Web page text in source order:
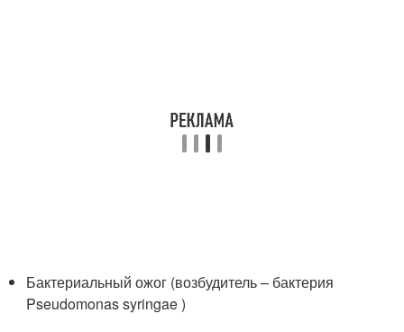
Бактериальный ожог (возбудитель – бактерия
Pseudomonas syringae )